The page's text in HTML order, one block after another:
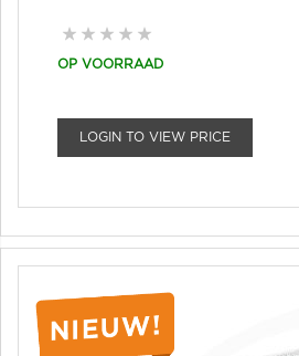
OP VOORRAAD
LOGIN TO VIEW PRICE